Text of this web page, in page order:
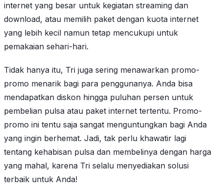
internet yang besar untuk kegiatan streaming dan
download, atau memilih paket dengan kuota internet
yang lebih kecil namun tetap mencukupi untuk
pemakaian sehari-hari.
Tidak hanya itu, Tri juga sering menawarkan promo-
promo menarik bagi para penggunanya. Anda bisa
mendapatkan diskon hingga puluhan persen untuk
pembelian pulsa atau paket internet tertentu. Promo-
promo ini tentu saja sangat menguntungkan bagi Anda
yang ingin berhemat. Jadi, tak perlu khawatir lagi
tentang kehabisan pulsa dan membelinya dengan harga
yang mahal, karena Tri selalu menyediakan solusi
terbaik untuk Anda!